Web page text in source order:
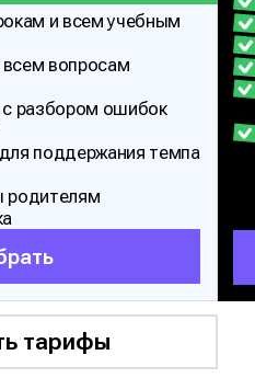
и всем учебным
вопросам
с разбором ошибок
поддержания темпа
родителям
тарифы